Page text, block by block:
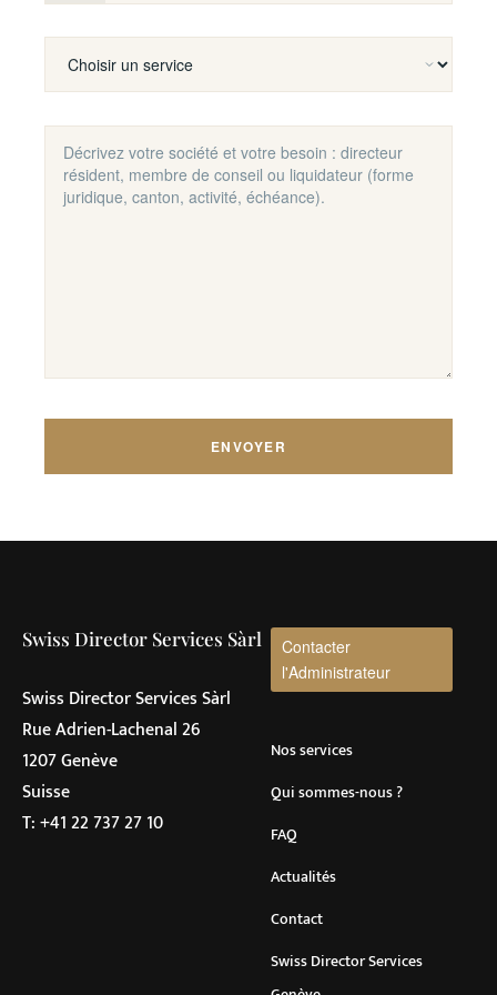
Swiss Director Services Sàrl
Swiss Director Services Sàrl
Rue Adrien-Lachenal 26
1207 Genève
Suisse
T:+41 22 737 27 10
Contacter
l'Administrateur
Nos services
Qui sommes-nous ?
FAQ
Actualités
Contact
Swiss Director Services